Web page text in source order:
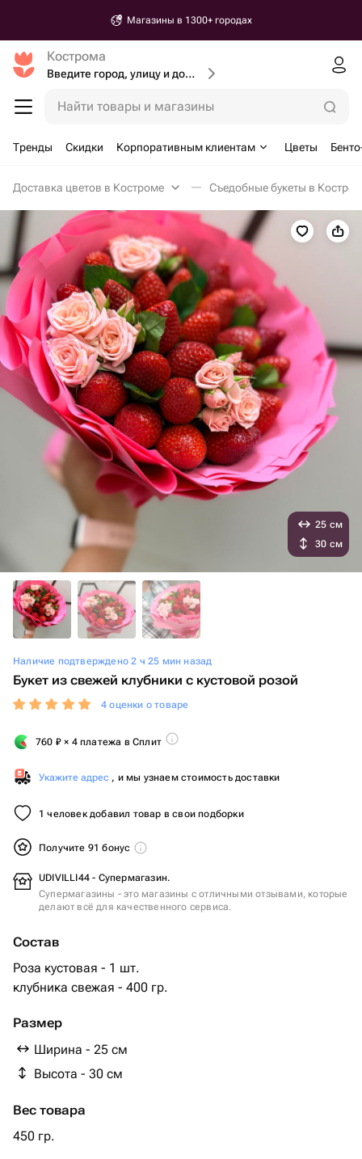
Магазины в 1300+ городах
Кострома
Введите город, улицу и дом доставки
Найти товары и магазины
Тренды Скидки Корпоративным клиентам Цветы
Доставка цветов в Костроме Съедобные букеты в
Наличие подтверждено 2 ч 25 мин назад
Букет из свежей клубники с кустовой розой
4 оценки о товаре
760 ₽ × 4 платежа в Сплит
Укажите адрес , и мы узнаем стоимость доставки
1 человек добавил товар в свои подборки
Получите 91 бонус
UDIVILLI44 - Супермагазин.
Супермагазины - это магазины с отличными отзывами, которые
делают всё для качественного сервиса.
Состав
Роза кустовая - 1 шт.
клубника свежая - 400 гр.
Размер
Ширина - 25 см
Высота - 30 см
Вес товара
450 гр.
25 см
30 см